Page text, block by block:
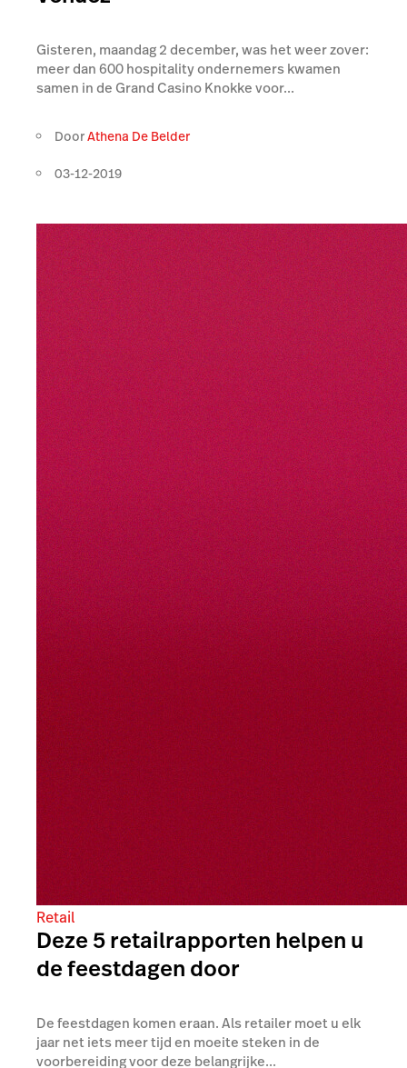
Gisteren, maandag 2 december, was het weer zover:
meer dan 600 hospitality ondernemers kwamen
samen in de Grand Casino Knokke voor...
DoorAthena De Belder
03-12-2019
Retail
Deze 5 retailrapporten helpen u
de feestdagen door
De feestdagen komen eraan. Als retailer moet u elk
jaar net iets meer tijd en moeite steken in de
voorbereiding voor deze belangrijke...